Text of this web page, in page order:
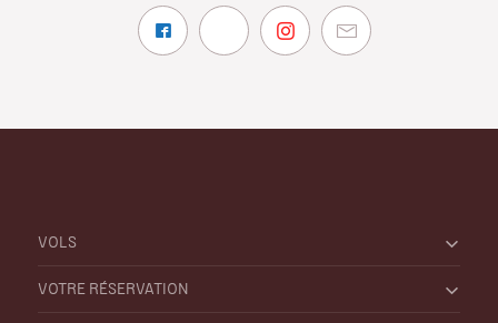
VOLS
VOTRE RÉSERVATION